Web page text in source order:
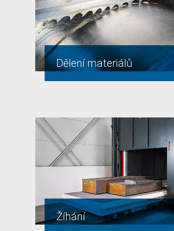
Dělení materiálů
Žíhání